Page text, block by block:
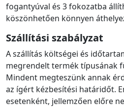
fogantyúval és 3 fokozatba
köszönhetően könnyen
Szállítási szabályzat
A szállítás költségei és
megrendelt termék típusának
Mindent megteszünk annak
az ígért kézbesítési határidőt.
esetenként, jellemzően előre